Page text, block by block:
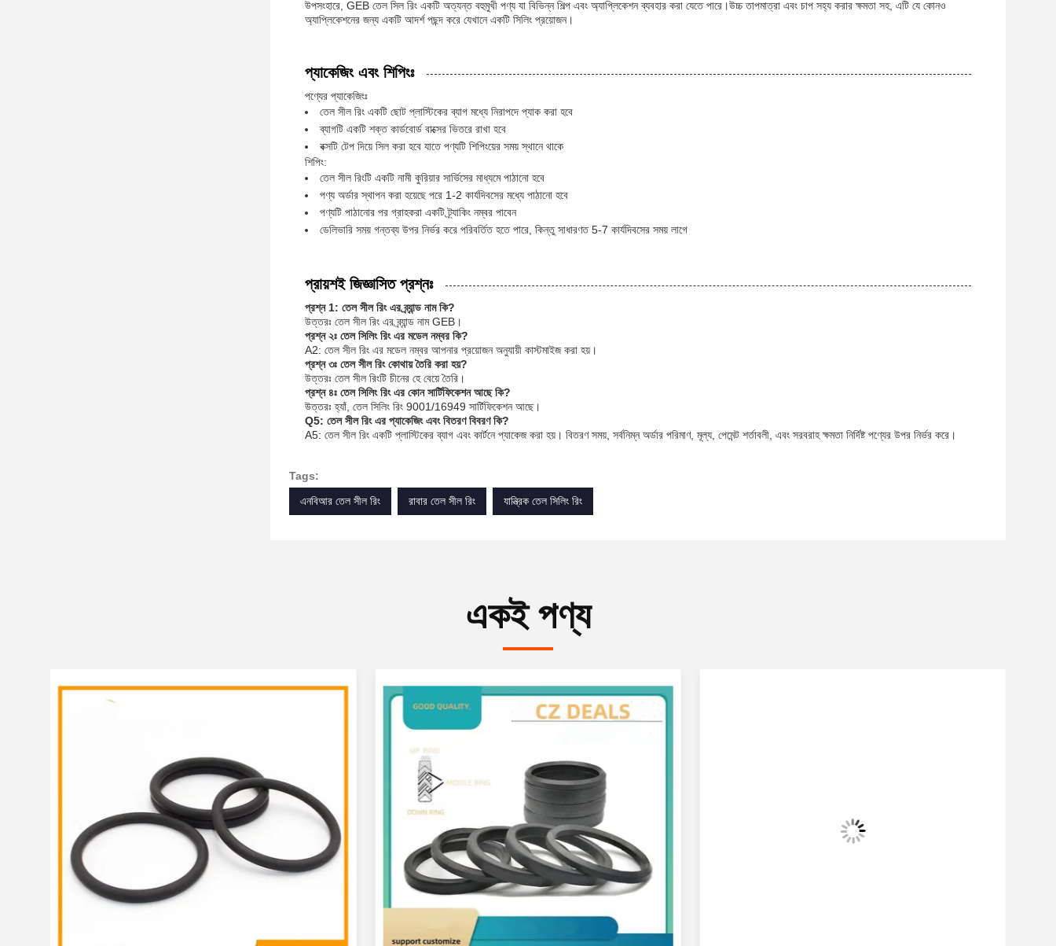
উপসংহারে, GEB তেল সিল রিং একটি অত্যন্ত বহুমুখী পণ্য যা বিভিন্ন শিল্প এবং অ্যাপ্লিকেশন ব্যবহার করা যেতে পারে।উচ্চ তাপমাত্রা এবং চাপ সহ্য করার ক্ষমতা সহ, এটি যে কোনও
অ্যাপ্লিকেশনের জন্য একটি আদর্শ পছন্দ করে যেখানে একটি সিলিং প্রয়োজন।
প্যাকেজিং এবং শিপিংঃ
পণ্যের প্যাকেজিংঃ
তেল সীল রিং একটি ছোট প্লাস্টিকের ব্যাগ মধ্যে নিরাপদে প্যাক করা হবে
ব্যাগটি একটি শক্ত কার্ডবোর্ড বাক্সের ভিতরে রাখা হবে
বক্সটি টেপ দিয়ে সিল করা হবে যাতে পণ্যটি শিপিংয়ের সময় স্থানে থাকে
শিপিং:
তেল সীল রিংটি একটি নামী কুরিয়ার সার্ভিসের মাধ্যমে পাঠানো হবে
পণ্য অর্ডার স্থাপন করা হয়েছে পরে 1-2 কার্যদিবসের মধ্যে পাঠানো হবে
পণ্যটি পাঠানোর পর গ্রাহকরা একটি ট্র্যাকিং নম্বর পাবেন
ডেলিভারি সময় গন্তব্য উপর নির্ভর করে পরিবর্তিত হতে পারে, কিন্তু সাধারণত 5-7 কার্যদিবসের সময় লাগে
প্রায়শই জিজ্ঞাসিত প্রশ্নঃ
প্রশ্ন 1: তেল সীল রিং এর ব্র্যান্ড নাম কি?
উত্তরঃ তেল সীল রিং এর ব্র্যান্ড নাম GEB।
প্রশ্ন ২ঃ তেল সিলিং রিং এর মডেল নম্বর কি?
A2: তেল সীল রিং এর মডেল নম্বর আপনার প্রয়োজন অনুযায়ী কাস্টমাইজ করা হয়।
প্রশ্ন ৩ঃ তেল সীল রিং কোথায় তৈরি করা হয়?
উত্তরঃ তেল সীল রিংটি চীনের হে বেয়ে তৈরি।
প্রশ্ন ৪ঃ তেল সিলিং রিং এর কোন সার্টিফিকেশন আছে কি?
উত্তরঃ হ্যাঁ, তেল সিলিং রিং 9001/16949 সার্টিফিকেশন আছে।
Q5: তেল সীল রিং এর প্যাকেজিং এবং বিতরণ বিবরণ কি?
A5: তেল সীল রিং একটি প্লাস্টিকের ব্যাগ এবং কার্টনে প্যাকেজ করা হয়। বিতরণ সময়, সর্বনিম্ন অর্ডার পরিমাণ, মূল্য, পেমেন্ট শর্তাবলী, এবং সরবরাহ ক্ষমতা নির্দিষ্ট পণ্যের উপর নির্ভর করে।
Tags:
এনবিআর তেল সীল রিং
রাবার তেল সীল রিং যান্ত্রিক তেল সিলিং রিং
একই পণ্য